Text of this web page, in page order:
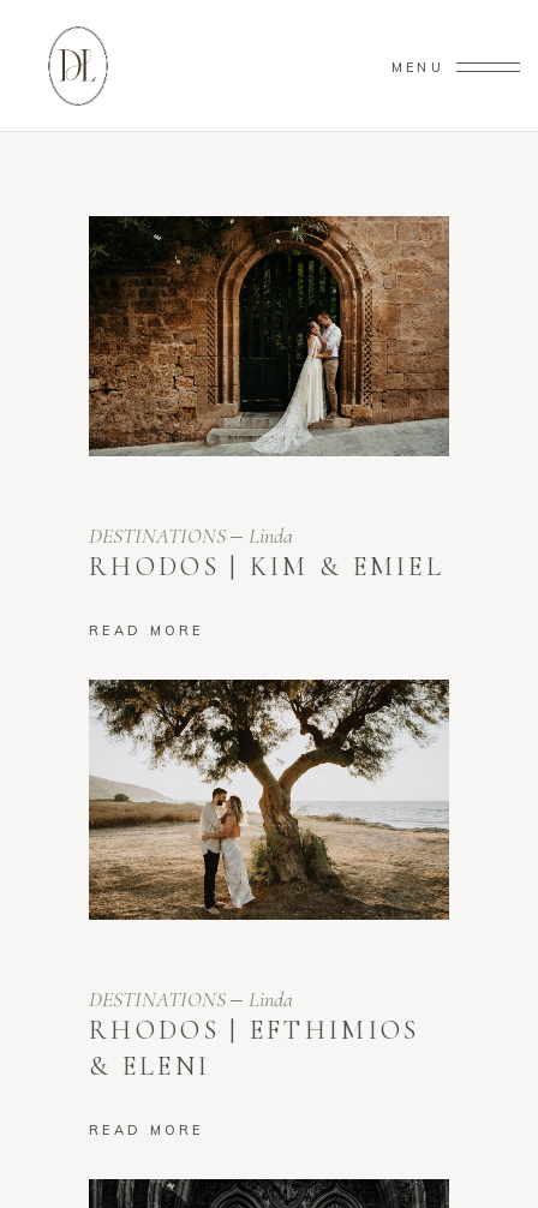
MENU
DESTINATIONS Linda
RHODOS | KIM & EMIEL
READ MORE
DESTINATIONS Linda
RHODOS | EFTHIMIOS
& ELENI
READ MORE